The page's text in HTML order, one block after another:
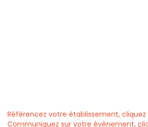
Référencez votre établissement, cliquez
Communiquez sur votre évènement,